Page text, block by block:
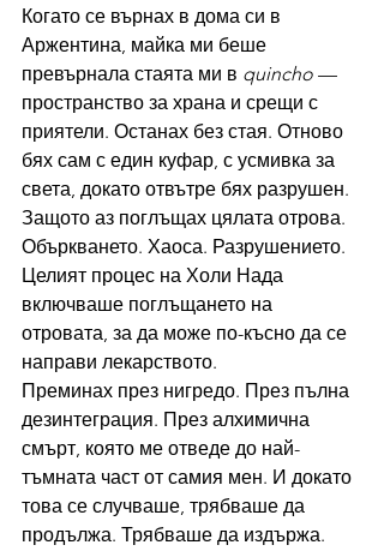
Когато се върнах в дома си в
Аржентина, майка ми беше
превърнала стаята ми в quincho —
пространство за храна и срещи с
приятели. Останах без стая. Отново
бях сам с един куфар, с усмивка за
света, докато отвътре бях разрушен.
Защото аз поглъщах цялата отрова.
Объркването. Хаоса. Разрушението.
Целият процес на Холи Нада
включваше поглъщането на
отровата, за да може по-късно да се
направи лекарството.
Преминах през нигредо. През пълна
дезинтеграция. През алхимична
смърт, която ме отведе до най-
тъмната част от самия мен. И докато
това се случваше, трябваше да
продължа. Трябваше да издържа.